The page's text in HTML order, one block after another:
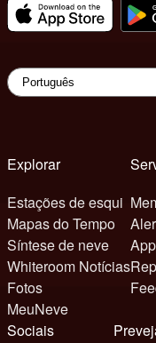
Explorar
Estações de esqui
Mapas do Tempo
Síntese de neve
Whiteroom Notícias
Fotos
MeuNeve
Sociais